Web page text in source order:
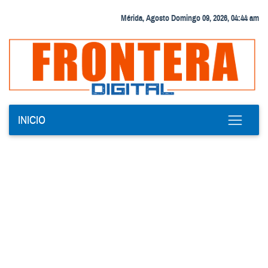
Mérida, Agosto Domingo 09, 2026, 04:44 am
INICIO